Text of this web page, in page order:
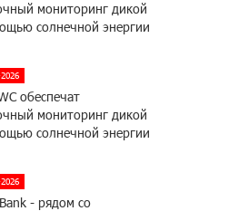
мониторинг дикой
солнечной энергии
обеспечат
мониторинг дикой
солнечной энергии
- рядом со